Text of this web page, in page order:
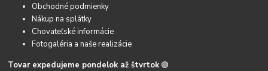
Obchodné podmienky
Nákup na splátky
Chovateľské informácie
Fotogaléria a naše realizácie
Tovar expedujeme pondelok až štvrtok 🟢